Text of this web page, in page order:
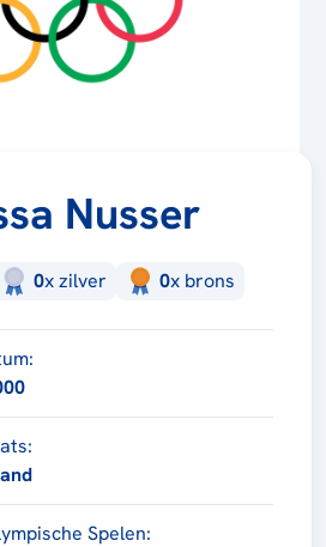
Nusser
0xzilver 0x brons
Spelen: